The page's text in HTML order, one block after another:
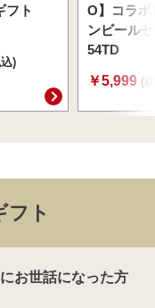
フト
)
O】コラボ
ンビール
54TD
￥5,999 (
フト
お世話になった方